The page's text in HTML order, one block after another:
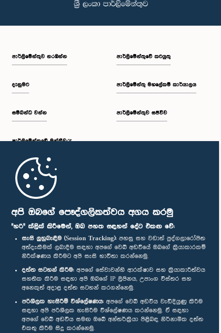
අපි ඔබගේ පෞද්ගලිකත්වය අගය කරමු
"හරි" ක්ලික් කිරීමෙන්, ඔබ පහත සඳහන් දේට එකඟ වේ:
සැසි ලුහුබැඳීම (Session Tracking): පහසු සහ වඩාත් පුද්ගලාරෝපිත
අත්දැකීමක් ලබාදීම සඳහා අපගේ වෙබ් අඩවියේ ඔබගේ ක්‍රියාකාරකම්
නිරීක්ෂණය කිරීමට අපි සැසි භාවිතා කරන්නෙමු.
දත්ත සටහන් කිරීම: අපගේ සේවාවන්හි ආරක්ෂාව සහ ක්‍රියාකාරීත්වය
සහතික කිරීම සඳහා අපි ඔබගේ IP ලිපිනය, උපාංග විස්තර සහ
අනෙකුත් අදාළ දත්ත සටහන් කරගන්නෙමු.
පරිශීලක හැසිරීම් විශ්ලේෂණය: අපගේ වෙබ් අඩවිය වැඩිදියුණු කිරීම
සඳහා අපි පරිශීලක හැසිරීම විශ්ලේෂණය කරන්නෙමු. ඒ සඳහා
අපගේ වෙබ් අඩවිය සමඟ ඔබේ අන්තර්ක්‍රියා පිළිබඳ නිර්නාමික දත්ත
එකතු කිරීම සිදු කරන්නෙමු.
පාර්ලි‌මේන්තුව නරඹන්න
දැනුමට
සම්බන්ධ වන්න
පාර්ලි‌මේන්තුවේ මන්ත්‍රීවරු
මුල් පිටුව
පාර්ලිමේන්තුවේ කටයුතු
පාර්ලිමේන්තු මහලේකම් කාර්යාලය
පාර්ලිමේන්තුව සජීවීව
පාර්ලිමේන්තු ජංගම යෙදුම
අප හා සම්බන්ධ වී සිටින්න :
සම්මාන
පෞද්ගලිකත්ව ප්‍රතිපත්තිය